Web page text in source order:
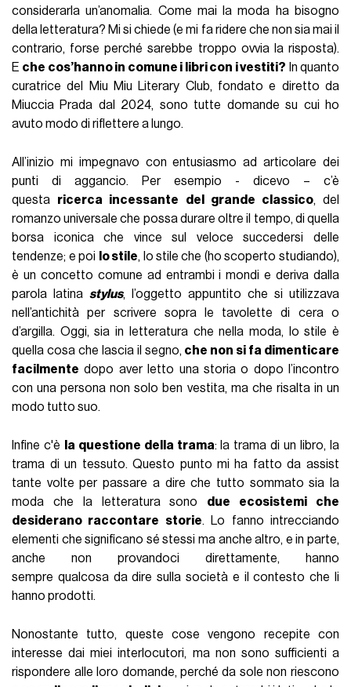
considerarla un’anomalia. Come mai la moda ha bisogno
della letteratura? Mi si chiede (e mi fa ridere che non sia mai il
contrario, forse perché sarebbe troppo ovvia la risposta).
E che cos’hanno in comune i libri con i vestiti? In quanto
curatrice del Miu Miu Literary Club, fondato e diretto da
Miuccia Prada dal 2024, sono tutte domande su cui ho
avuto modo di riflettere a lungo.
All’inizio mi impegnavo con entusiasmo ad articolare dei
punti di aggancio. Per esempio - dicevo – c’è
questa ricerca incessante del grande classico, del
romanzo universale che possa durare oltre il tempo, di quella
borsa iconica che vince sul veloce succedersi delle
tendenze; e poi
lo stile, lo stile che (ho scoperto studiando),
è un concetto comune ad entrambi i mondi e deriva dalla
parola latinastylus, l’oggetto appuntito che si utilizzava
nell’antichità per scrivere sopra le tavolette di cera o
d’argilla. Oggi, sia in letteratura che nella moda, lo stile è
quella cosa che lascia il segno, che non si fa dimenticare
facilmente dopo aver letto una storia o dopo l’incontro
con una persona non solo ben vestita, ma che risalta in un
modo tutto suo.
Infine c'è la questione della trama: la trama di un libro, la
trama di un tessuto. Questo punto mi ha fatto da assist
tante volte per passare a dire che tutto sommato sia la
moda che la letteratura sono due ecosistemi che
desiderano raccontare storie. Lo fanno intrecciando
elementi che significano sé stessi ma anche altro, e in parte,
anche non provandoci direttamente, hanno
sempre qualcosa da dire sulla società e il contesto che li
hanno prodotti.
Nonostante tutto, queste cose vengono recepite con
interesse dai miei interlocutori, ma non sono sufficienti a
rispondere alle loro domande, perché da sole non riescono